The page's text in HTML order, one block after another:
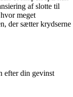
af slotte til
meget
der sætter krydserne
efter din gevinst